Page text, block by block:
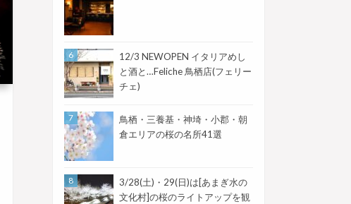
12/3 NEWOPEN イタリアめし
と酒と…Feliche 鳥栖店(フェリー
チェ)
鳥栖・三養基・神埼・小郡・朝
倉エリアの桜の名所41選
3/28(土)・29(日)は[あまぎ水の
文化村]の桜のライトアップを観